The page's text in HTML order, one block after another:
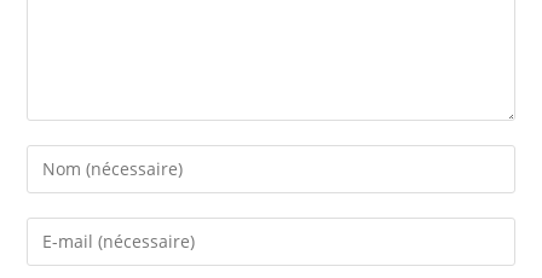
Enter
your
name
Enter
your